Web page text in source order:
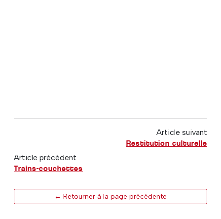
Article suivant
Restitution culturelle
Article précédent
Trains-couchettes
← Retourner à la page précédente